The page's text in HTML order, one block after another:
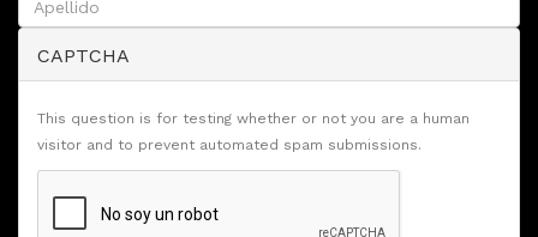
CAPTCHA
This question is for testing whether or not you are a human
visitor and to prevent automated spam submissions.